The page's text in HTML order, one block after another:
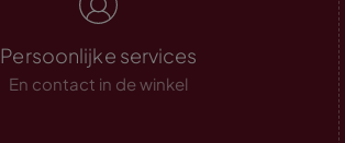
Persoonlijke services
En contact in de winkel